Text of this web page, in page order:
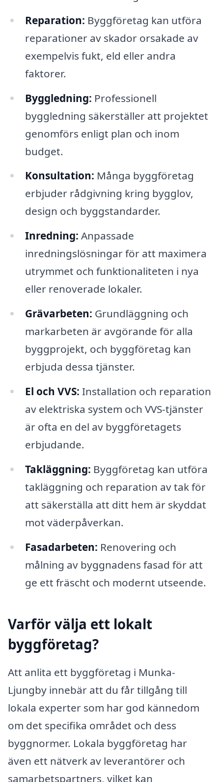
Reparation: Byggföretag kan utföra
reparationer av skador orsakade av
exempelvis fukt, eld eller andra
faktorer.
Byggledning: Professionell
byggledning säkerställer att projektet
genomförs enligt plan och inom
budget.
Konsultation: Många byggföretag
erbjuder rådgivning kring bygglov,
design och byggstandarder.
Inredning: Anpassade
inredningslösningar för att maximera
utrymmet och funktionaliteten i nya
eller renoverade lokaler.
Grävarbeten: Grundläggning och
markarbeten är avgörande för alla
byggprojekt, och byggföretag kan
erbjuda dessa tjänster.
El och VVS: Installation och reparation
av elektriska system och VVS-tjänster
är ofta en del av byggföretagets
erbjudande.
Takläggning: Byggföretag kan utföra
takläggning och reparation av tak för
att säkerställa att ditt hem är skyddat
mot väderpåverkan.
Fasadarbeten: Renovering och
målning av byggnadens fasad för att
ge ett fräscht och modernt utseende.
Varför välja ett lokalt
byggföretag?
Att anlita ett byggföretag i Munka-
Ljungby innebär att du får tillgång till
lokala experter som har god kännedom
om det specifika området och dess
byggnormer. Lokala byggföretag har
även ett nätverk av leverantörer och
samarbetspartners, vilket kan